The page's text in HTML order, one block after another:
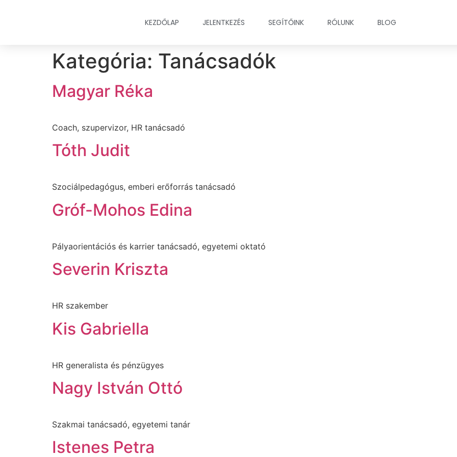
KEZDŐLAP JELENTKEZÉS SEGÍTŐINK RÓLUNK BLOG
Kategória: Tanácsadók
Magyar Réka
Coach, szupervizor, HR tanácsadó
Tóth Judit
Szociálpedagógus, emberi erőforrás tanácsadó
Gróf-Mohos Edina
Pályaorientációs és karrier tanácsadó, egyetemi oktató
Severin Kriszta
HR szakember
Kis Gabriella
HR generalista és pénzügyes
Nagy István Ottó
Szakmai tanácsadó, egyetemi tanár
Istenes Petra